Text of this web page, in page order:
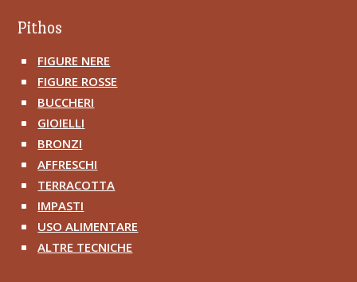
Pithos
^ FIGURE NERE
^ FIGURE ROSSE
^ BUCCHERI
^ GIOIELLI
^ BRONZI
^ AFFRESCHI
^ TERRACOTTA
^ IMPASTI
^ USO ALIMENTARE
^ ALTRE TECNICHE